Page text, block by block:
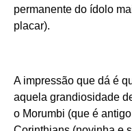
permanente do ídolo
placar).
A impressão que dá é
aquela grandiosidade
o Morumbi (que é